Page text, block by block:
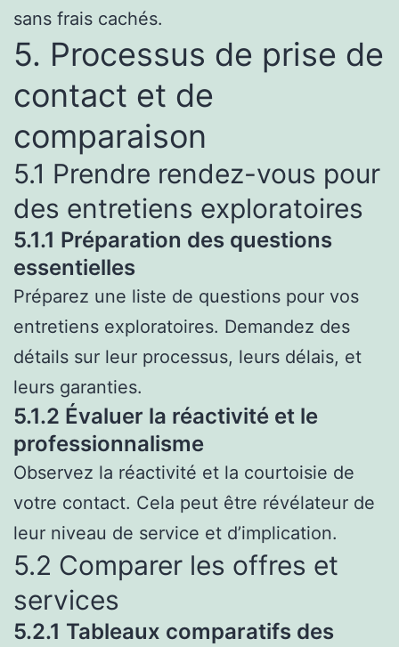
sans frais cachés.
5. Processus de prise de
contact et de
comparaison
5.1 Prendre rendez-vous pour
des entretiens exploratoires
5.1.1 Préparation des questions
essentielles
Préparez une liste de questions pour vos
entretiens exploratoires. Demandez des
détails sur leur processus, leurs délais, et
leurs garanties.
5.1.2 Évaluer la réactivité et le
professionnalisme
Observez la réactivité et la courtoisie de
votre contact. Cela peut être révélateur de
leur niveau de service et d’implication.
5.2 Comparer les offres et
services
5.2.1 Tableaux comparatifs des